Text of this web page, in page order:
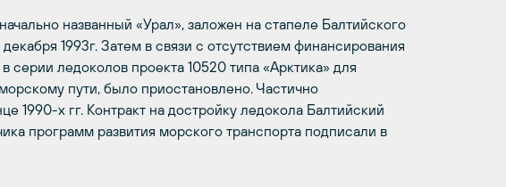
названный «Урал», заложен на стапеле Балтийского
1993г. Затем в связи с отсутствием финансирования
серии ледоколов проекта 10520 типа «Арктика» для
пути, было приостановлено. Частично
1990-х гг. Контракт на достройку ледокола Балтийский
программ развития морского транспорта подписали в